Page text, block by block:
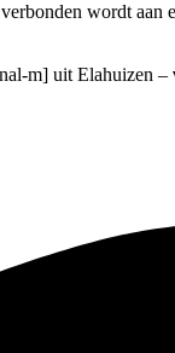
verbonden wordt aan
m] uit Elahuizen –